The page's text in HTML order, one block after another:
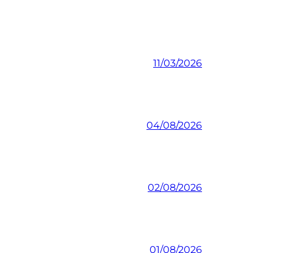
11/03/2026
04/08/2026
02/08/2026
01/08/2026